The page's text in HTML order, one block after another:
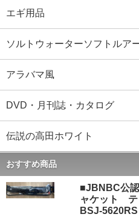
エギ用品
ソルトウォーターソフトルア
アラバマ風
DVD・月刊誌・カタログ
伝説の高田ホワイト
おすすめ商品
■JBNBC公
ャケット
BSJ-